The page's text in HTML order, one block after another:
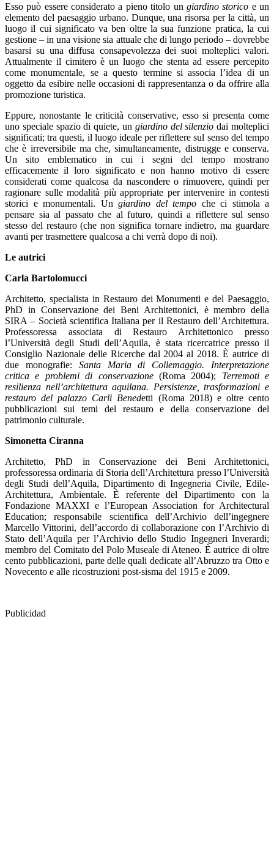
Esso può essere considerato a pieno titolo un giardino storico e un
elemento del paesaggio urbano. Dunque, una risorsa per la città, un
luogo il cui significato va ben oltre la sua funzione pratica, la cui
gestione – in una visione sia attuale che di lungo periodo – dovrebbe
basarsi su una diffusa consapevolezza dei suoi molteplici valori.
Attualmente il cimitero è un luogo che stenta ad essere percepito
come monumentale, se a questo termine si associa l’idea di un
oggetto da esibire nelle occasioni di rappresentanza o da offrire alla
promozione turistica.
Eppure, nonostante le criticità conservative, esso si presenta come
uno speciale spazio di quiete, un giardino del silenzio dai molteplici
significati; tra questi, il luogo ideale per riflettere sul senso del tempo
che è irreversibile ma che, simultaneamente, distrugge e conserva.
Un sito emblematico in cui i segni del tempo mostrano
efficacemente il loro significato e non hanno motivo di essere
considerati come qualcosa da nascondere o rimuovere, quindi per
ragionare sulle modalità più appropriate per intervenire in contesti
storici e monumentali. Un giardino del tempo che ci stimola a
pensare sia al passato che al futuro, quindi a riflettere sul senso
stesso del restauro (che non significa tornare indietro, ma guardare
avanti per trasmettere qualcosa a chi verrà dopo di noi).
Le autrici
Carla Bartolomucci
Architetto, specialista in Restauro dei Monumenti e del Paesaggio,
PhD in Conservazione dei Beni Architettonici, è membro della
SIRA – Società scientifica Italiana per il Restauro dell’Architettura.
Professoressa associata di Restauro Architettonico presso
l’Università degli Studi dell’Aquila, è stata ricercatrice presso il
Consiglio Nazionale delle Ricerche dal 2004 al 2018. È autrice di
due monografie: Santa Maria di Collemaggio. Interpretazione
critica e problemi di conservazione(Roma 2004); Terremoti e
resilienza nell’architettura aquilana. Persistenze, trasformazioni e
restauro del palazzo Carli Benedetti (Roma 2018) e oltre cento
pubblicazioni sui temi del restauro e della conservazione del
patrimonio culturale.
Simonetta Ciranna
Architetto, PhD in Conservazione dei Beni Architettonici,
professoressa ordinaria di Storia dell’Architettura presso l’Università
degli Studi dell’Aquila, Dipartimento di Ingegneria Civile, Edile-
Architettura, Ambientale. È referente del Dipartimento con la
Fondazione MAXXI e l’European Association for Architectural
Education; responsabile scientifica dell’Archivio dell’ingegnere
Marcello Vittorini, dell’accordo di collaborazione con l’Archivio di
Stato dell’Aquila per l’Archivio dello Studio Ingegneri Inverardi;
membro del Comitato del Polo Museale di Ateneo. È autrice di oltre
cento pubblicazioni, parte delle quali dedicate all’Abruzzo tra Otto e
Novecento e alle ricostruzioni post-sisma del 1915 e 2009.
Publicidad